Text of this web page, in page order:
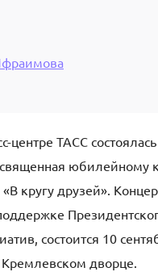
центре ТАСС состоялась
юбилейному
кругу друзей».
состоится 10
Кремлевском дворце.